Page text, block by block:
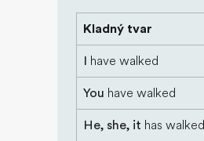
Kladný tvar
I have walked
You have walked
He, she, it has walked